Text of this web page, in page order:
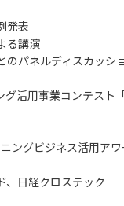
発表
る講演
のパネルディスカッシ
グ活用事業コンテスト
ングビジネス活用ア
、日経クロステック